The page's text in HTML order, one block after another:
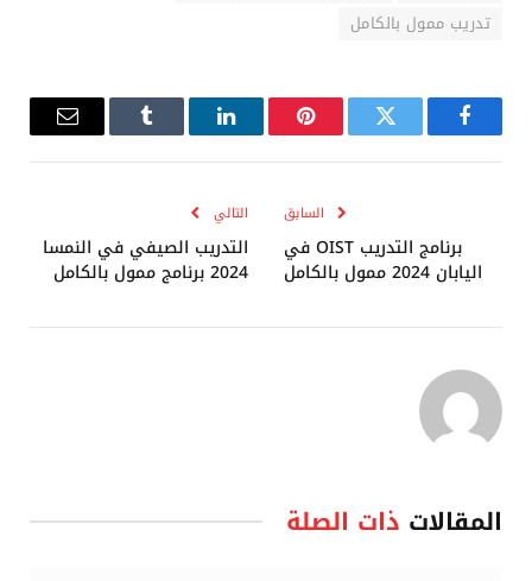
تدريب ممول بالكامل
فيسبوك تويتر بينتيريستلينكدإن Tumblr
البريد
السابق
برنامج التدريب OIST في
اليابان 2024 ممول بالكامل
التالي
التدريب الصيفي في النمسا
2024 برنامج ممول بالكامل
المقالات ذات الصلة